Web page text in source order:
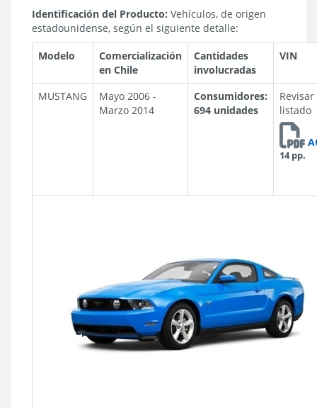
Identificación del Producto: Vehículos, de origen
estadounidense, según el siguiente detalle:
Modelo
Comercialización
en Chile
Cantidades
involucradas
VIN
MUSTANG
Mayo 2006 -
Marzo 2014
Consumidores:
694 unidades
Revisar
listado
14 pp.